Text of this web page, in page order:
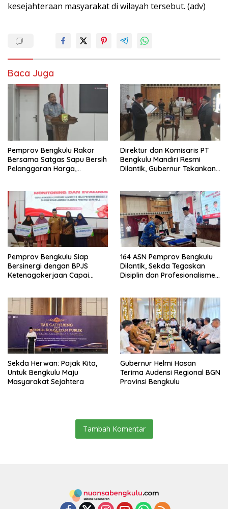
kesejahteraan masyarakat di wilayah tersebut. (adv)
Baca Juga
Pemprov Bengkulu Rakor
Bersama Satgas Sapu Bersih
Pelanggaran Harga,
Masih Jadi Sorotan
Direktur dan Komisaris PT
Bengkulu Mandiri Resmi
Dilantik, Gubernur Tekankan
Pemprov Bengkulu Siap
Bersinergi dengan BPJS
Ketenagakerjaan Capai
164 ASN Pemprov Bengkulu
Dilantik, Sekda Tegaskan
Disiplin dan Profesionalisme
Sekda Herwan: Pajak Kita,
Untuk Bengkulu Maju
Masyarakat Sejahtera
Gubernur Helmi Hasan
Terima Audensi Regional BGN
Provinsi Bengkulu
Tambah Komentar